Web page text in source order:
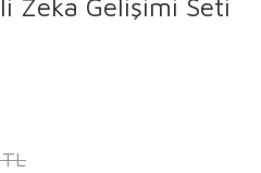
Zeka Gelişimi Seti